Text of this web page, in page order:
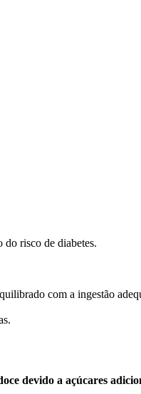
do risco de diabetes.
com a ingestão
devido a açúcares